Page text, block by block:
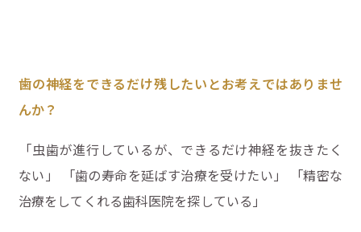
歯の神経をできるだけ残したいとお考えではありませ
んか？
「虫歯が進行しているが、できるだけ神経を抜きたく
ない」 「歯の寿命を延ばす治療を受けたい」 「精密な
治療をしてくれる歯科医院を探している」